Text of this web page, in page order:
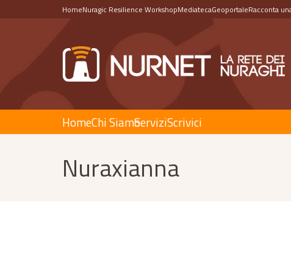
HomeNuragic Resilience WorkshopMediatecaGeoportaleRacconta
HomeChi SiamoServiziScrivici
Nuraxianna